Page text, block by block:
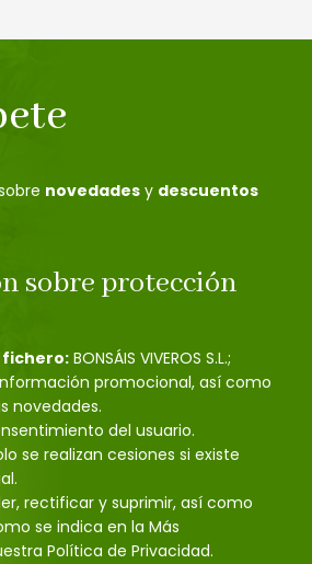
novedades y descuentos
sobre protección
fichero: BONSÁIS VIVEROS S.L.;
promocional, así como
novedades.
del usuario.
se realizan cesiones si existe
rectificar y suprimir, así como
se indica en la Más
Política de Privacidad.